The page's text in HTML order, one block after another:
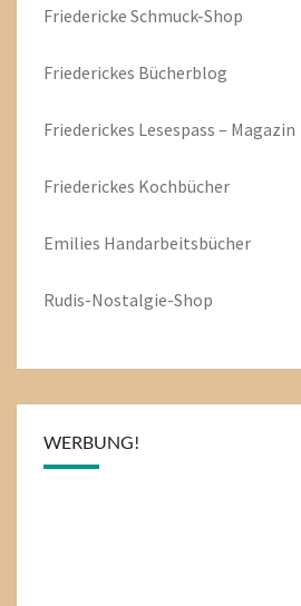
Friedericke Schmuck-Shop
Friederickes Bücherblog
Friederickes Lesespass – Magazin
Friederickes Kochbücher
Emilies Handarbeitsbücher
Rudis-Nostalgie-Shop
WERBUNG!